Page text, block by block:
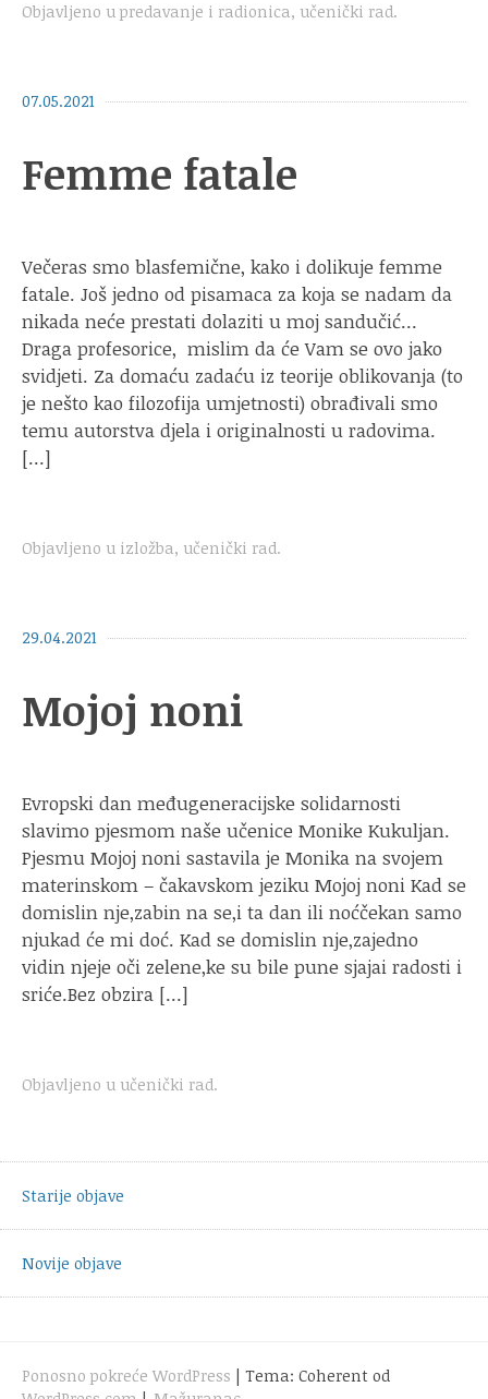
Objavljeno u predavanje i radionica, učenički rad.
07.05.2021
Femme fatale
Večeras smo blasfemične, kako i dolikuje femme
fatale. Još jedno od pisamaca za koja se nadam da
nikada neće prestati dolaziti u moj sandučić…
Draga profesorice, mislim da će Vam se ovo jako
svidjeti. Za domaću zadaću iz teorije oblikovanja (to
je nešto kao filozofija umjetnosti) obrađivali smo
temu autorstva djela i originalnosti u radovima.
[…]
Objavljeno u izložba, učenički rad.
29.04.2021
Mojoj noni
Evropski dan međugeneracijske solidarnosti
slavimo pjesmom naše učenice Monike Kukuljan.
Pjesmu Mojoj noni sastavila je Monika na svojem
materinskom – čakavskom jeziku Mojoj noni Kad se
domislin nje,zabin na se,i ta dan ili noćčekan samo
njukad će mi doć. Kad se domislin nje,zajedno
vidin njeje oči zelene,ke su bile pune sjajai radosti i
sriće.Bez obzira […]
Objavljeno u učenički rad.
objava
Starije objave
Novije objave
Ponosno pokreće WordPress | Tema: Coherent od